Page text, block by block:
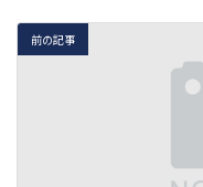
前の記事